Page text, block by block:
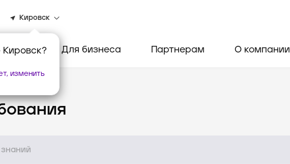
Кировск
Кировск?
изменить
Для бизнеса Партнерам О компании
услуг